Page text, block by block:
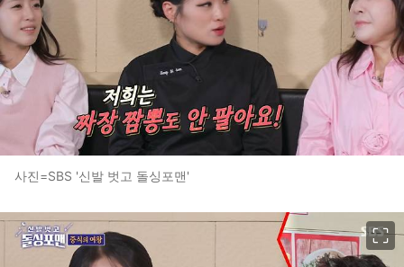
사진=SBS '신발 벗고 돌싱포맨'